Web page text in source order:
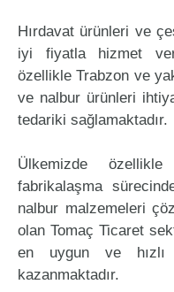
Hırdavat ürünleri ve
iyi fiyatla hizmet
özellikle Trabzon ve
ve nalbur ürünleri
tedariki sağlamaktadır.
Ülkemizde
fabrikalaşma
nalbur malzemeleri
olan Tomaç Ticaret
en uygun ve
kazanmaktadır.